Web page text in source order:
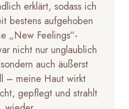
erklärt, sodass ich
bestens aufgehoben
„New Feelings“-
nicht nur unglaublich
auch äußerst
– meine Haut wirkt
gepflegt und strahlt